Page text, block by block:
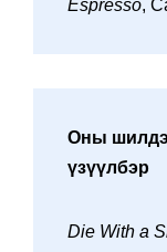
Espresso,
Оны
үзүүлбэр
Die With a